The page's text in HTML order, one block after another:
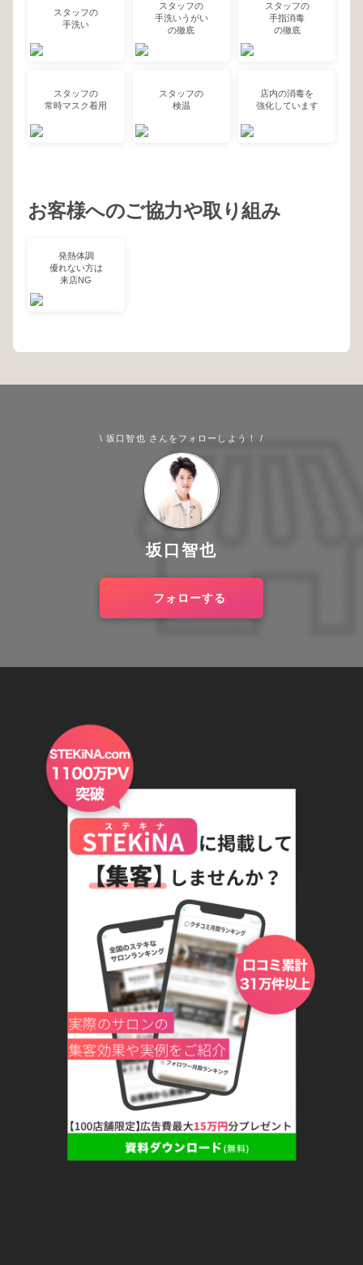
スタッフの
手洗い
スタッフの
手洗いうがい
の徹底
スタッフの
手指消毒
の徹底
スタッフの
常時マスク着用
スタッフの
検温
店内の消毒を
強化しています
お客様へのご協力や取り組み
発熱体調
優れない方は
来店NG
\ 坂口智也 さんをフォローしよう！ /
坂口智也
フォローする